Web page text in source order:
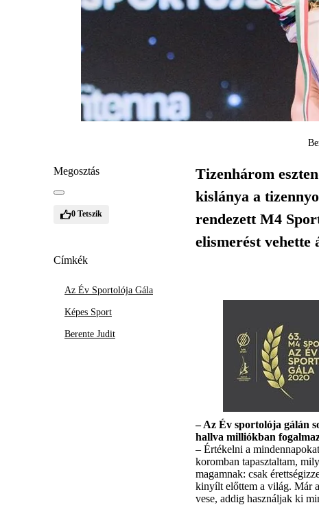
Megosztás
0 Tetszik
Címkék
Az Év Sportolója Gála
Képes Sport
Berente Judit
Tizenhárom
kislánya a
rendezett M4
elismerést vehette
– Az Év sportolója gálán
hallva milliókban
– Értékelni a
koromban tapasztaltam,
magamnak: csak
kinyílt előttem a világ. Már
vese, addig használjak ki